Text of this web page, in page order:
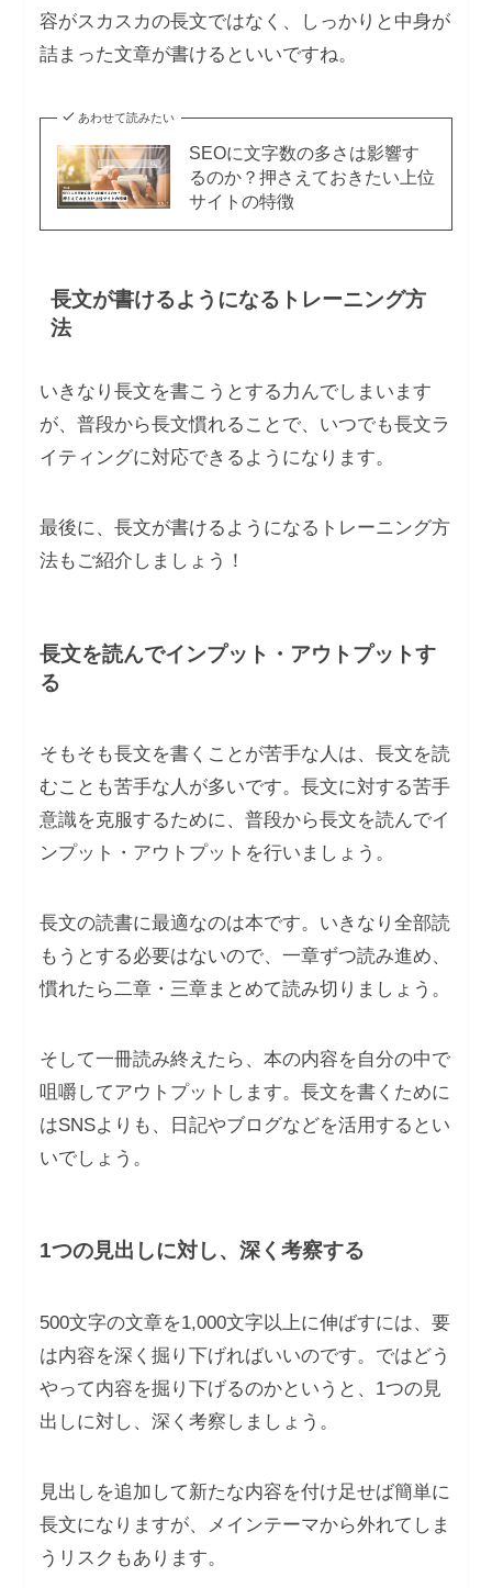
容がスカスカの長文ではなく、しっかりと中身が
詰まった文章が書けるといいですね。
あわせて読みたい
SEOに文字数の多さは影響す
るのか？押さえておきたい上位
サイトの特徴
長文が書けるようになるトレーニング方
法
いきなり長文を書こうとする力んでしまいます
が、普段から長文慣れることで、いつでも長文ラ
イティングに対応できるようになります。
最後に、長文が書けるようになるトレーニング方
法もご紹介しましょう！
長文を読んでインプット・アウトプットす
る
そもそも長文を書くことが苦手な人は、長文を読
むことも苦手な人が多いです。長文に対する苦手
意識を克服するために、普段から長文を読んでイ
ンプット・アウトプットを行いましょう。
長文の読書に最適なのは本です。いきなり全部読
もうとする必要はないので、一章ずつ読み進め、
慣れたら二章・三章まとめて読み切りましょう。
そして一冊読み終えたら、本の内容を自分の中で
咀嚼してアウトプットします。長文を書くために
はSNSよりも、日記やブログなどを活用するとい
いでしょう。
1つの見出しに対し、深く考察する
500文字の文章を1,000文字以上に伸ばすには、要
は内容を深く掘り下げればいいのです。ではどう
やって内容を掘り下げるのかというと、1つの見
出しに対し、深く考察しましょう。
見出しを追加して新たな内容を付け足せば簡単に
長文になりますが、メインテーマから外れてしま
うリスクもあります。